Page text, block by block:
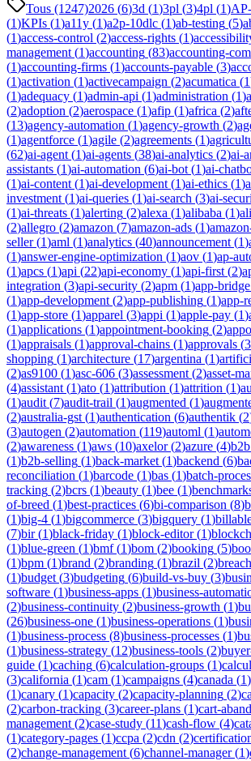
Tous (1247)2026 (6)3d (1)3pl (3)4pl (1)
(1)KPIs (1)a11y (1)a2p-10dlc (1)ab-testing (5)
(1)access-control (2)access-rights (1)
management (1)accounting (83)accounting-
(1)accounting-firms (1)accounts-payable (3)
(1)activation (1)activecampaign (2)acumatica (1
(1)adequacy (1)admin-api (1)administration (1)
(2)adoption (2)aerospace (1)afip (1)africa (2)
(13)agency-automation (1)agency-growth (2)
(1)agentforce (1)agile (2)agreements (1)
(62)ai-agent (1)ai-agents (38)ai-analytics (2)ai-
assistants (1)ai-automation (6)ai-bot (1)ai-
(1)ai-content (1)ai-development (1)ai-ethics (1)
investment (1)ai-queries (1)ai-search (3)ai-
(1)ai-threats (1)alerting (2)alexa (1)alibaba (1)
(2)allegro (2)amazon (7)amazon-ads (1)
seller(1)aml (1)analytics (40)announcement (1)
(1)answer-engine-optimization (1)aov (1)ap-
(1)apcs (1)api (22)api-economy (1)api-first (2)
integration (3)api-security (2)apm (1)app-bridge
(1)app-development (2)app-publishing (1)app-
(1)app-store (1)apparel (3)appi (1)apple-pay (1)
(1)applications (1)appointment-booking (2)
(1)appraisals (1)approval-chains (1)approvals (3
shopping (1)architecture (17)argentina (1)
(2)as9100 (1)asc-606 (3)assessment (2)asset-
(4)assistant (1)ato (1)attribution (1)attrition (1)
(1)audit (7)audit-trail (1)augmented (1)
(2)australia-gst (1)authentication (6)authentik (2
(3)autogen (2)automation (119)automl (1)
(2)awareness (1)aws (10)axelor(2)azure (4)b2b
(1)b2b-selling (1)back-market (1)backend (6)
reconciliation (1)barcode (1)bas (1)batch-
tracking (2)bcrs (1)beauty (1)bee (1)
of-breed (1)best-practices (6)bi-comparison (8)
(1)big-4 (1)bigcommerce (3)bigquery (1)
(7)bir(1)black-friday (1)block-editor(1)
(1)blue-green (1)bmf(1)bom (2)booking (5)
(1)bpm (1)brand (2)branding (1)brazil (2)
(1)budget (3)budgeting (6)build-vs-buy (3)
software (1)business-apps (1)business-
(2)business-continuity (2)business-growth (1)
(26)business-one (1)business-operations (1)
(1)business-process (8)business-processes (1)
(1)business-strategy (12)business-tools (2)
guide (1)caching (6)calculation-groups (1)
(3)california (1)cam (1)campaigns (4)canada (1)
(1)canary (1)capacity (2)capacity-planning (2)
(2)carbon-tracking (3)career-plans (1)cart-
management (2)case-study (11)cash-flow (4)
(1)category-pages (1)ccpa (2)cdn (2)
(2)change-management (6)channel-manager(1)